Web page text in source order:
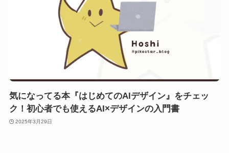
気になってる本『はじめてのAIデザイン』をチェッ
ク！初心者でも使えるAI×デザインの入門書
2025年3月29日